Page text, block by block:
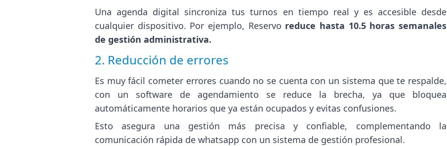
Una agenda digital sincroniza tus turnos en tiempo real y es accesible desde
cualquier dispositivo. Por ejemplo, Reservo reduce hasta 10.5 horas semanales
de gestión administrativa.
2. Reducción de errores
Es muy fácil cometer errores cuando no se cuenta con un sistema que te respalde,
con un software de agendamiento se reduce la brecha, ya que bloquea
automáticamente horarios que ya están ocupados y evitas confusiones.
Esto asegura una gestión más precisa y confiable, complementando la
comunicación rápida de whatsapp con un sistema de gestión profesional.